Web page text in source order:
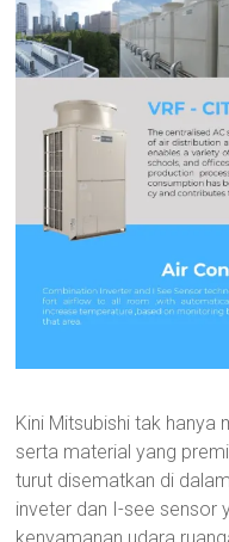
Kini Mitsubishi tak hanya
serta material yang
turut disematkan di
inveter dan I-see sensor
kenyamanan udara